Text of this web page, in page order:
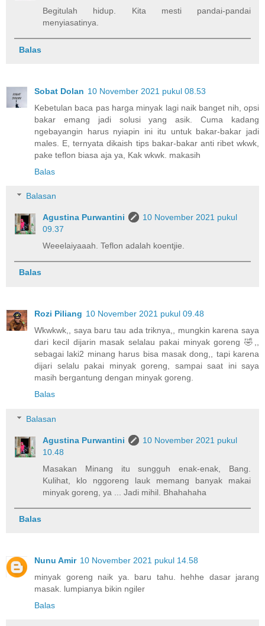
Begitulah hidup. Kita mesti pandai-pandai
menyiasatinya.
Balas
Sobat Dolan 10 November 2021 pukul 08.53
Kebetulan baca pas harga minyak lagi naik banget nih, opsi
bakar emang jadi solusi yang asik. Cuma kadang
ngebayangin harus nyiapin ini itu untuk bakar-bakar jadi
males. E, ternyata dikaish tips bakar-bakar anti ribet wkwk,
pake teflon biasa aja ya, Kak wkwk. makasih
Balas
Balasan
Agustina Purwantini
10 November 2021 pukul
09.37
Weeelaiyaaah. Teflon adalah koentjie.
Balas
Rozi Piliang 10 November 2021 pukul 09.48
Wkwkwk,, saya baru tau ada triknya,, mungkin karena saya
dari kecil dijarin masak selalau pakai minyak goreng 🤣,,
sebagai laki2 minang harus bisa masak dong,, tapi karena
dijari selalu pakai minyak goreng, sampai saat ini saya
masih bergantung dengan minyak goreng.
Balas
Balasan
Agustina Purwantini
10 November 2021 pukul
10.48
Masakan Minang itu sungguh enak-enak, Bang.
Kulihat, klo nggoreng lauk memang banyak makai
minyak goreng, ya ... Jadi mihil. Bhahahaha
Balas
Nunu Amir 10 November 2021 pukul 14.58
minyak goreng naik ya. baru tahu. hehhe dasar jarang
masak. lumpianya bikin ngiler
Balas